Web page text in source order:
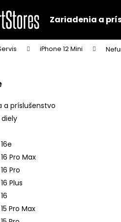
Zariadenia a
iPhone 12 Mini
a príslušenstvo
Pro Max
Pro
Plus
Pro Max